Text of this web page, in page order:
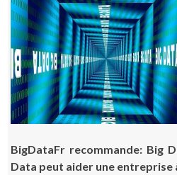
BigDataFr recommande: Big
Data peut aider une entreprise